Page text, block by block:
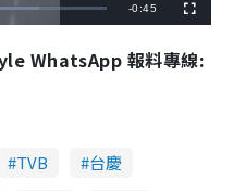
R
-0:45
u
s
c
WhatsApp 報料專線:
TVB
台慶